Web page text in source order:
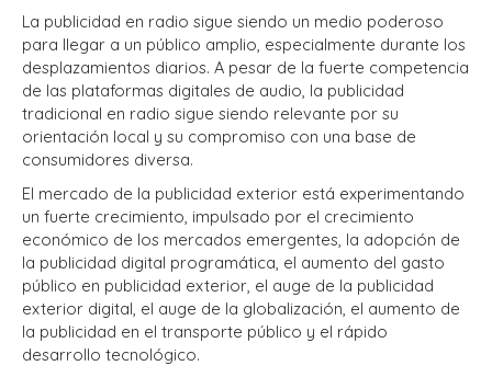
La publicidad en radio sigue siendo un medio poderoso
para llegar a un público amplio, especialmente durante los
desplazamientos diarios. A pesar de la fuerte competencia
de las plataformas digitales de audio, la publicidad
tradicional en radio sigue siendo relevante por su
orientación local y su compromiso con una base de
consumidores diversa.
El mercado de la publicidad exterior está experimentando
un fuerte crecimiento, impulsado por el crecimiento
económico de los mercados emergentes, la adopción de
la publicidad digital programática, el aumento del gasto
público en publicidad exterior, el auge de la publicidad
exterior digital, el auge de la globalización, el aumento de
la publicidad en el transporte público y el rápido
desarrollo tecnológico.